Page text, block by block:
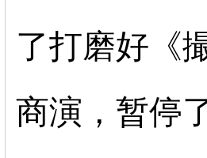
了打磨好《
商演，暂停